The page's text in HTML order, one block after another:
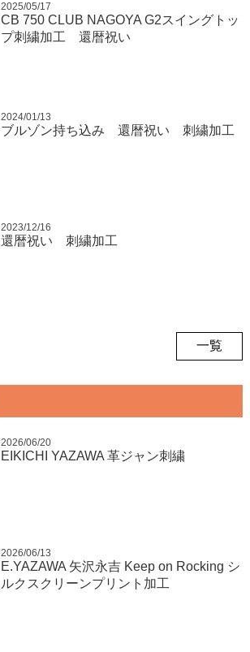
2025/05/17
CB 750 CLUB NAGOYA G2スイングトッ
プ刺繍加工 還暦祝い
2024/01/13
ブルゾン持ち込み 還暦祝い 刺繍加工
2023/12/16
還暦祝い 刺繍加工
一覧
2026/06/20
EIKICHI YAZAWA 革ジャン刺繍
2026/06/13
E.YAZAWA 矢沢永吉 Keep on Rocking シ
ルクスクリーンプリント加工